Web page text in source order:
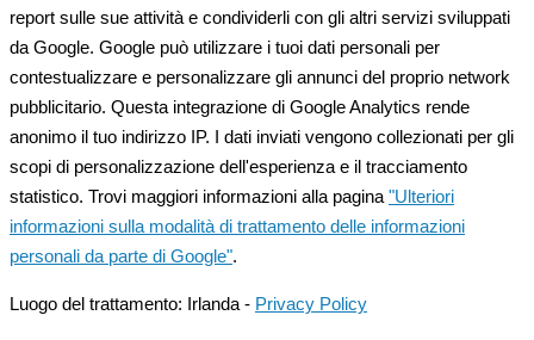
report sulle sue attività e condividerli con gli altri servizi sviluppati
da Google. Google può utilizzare i tuoi dati personali per
contestualizzare e personalizzare gli annunci del proprio network
pubblicitario. Questa integrazione di Google Analytics rende
anonimo il tuo indirizzo IP. I dati inviati vengono collezionati per gli
scopi di personalizzazione dell'esperienza e il tracciamento
statistico. Trovi maggiori informazioni alla pagina"Ulteriori
informazioni sulla modalità di trattamento delle informazioni
personali da parte di Google".
Luogo del trattamento: Irlanda - Privacy Policy